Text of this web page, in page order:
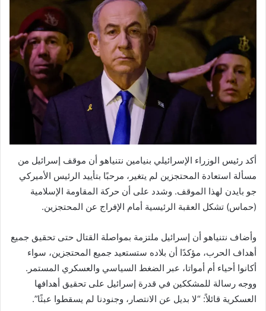
أكد رئيس الوزراء الإسرائيلي بنيامين نتنياهو أن موقف إسرائيل من
مسألة استعادة المحتجزين لم يتغير، مرحبًا بتأييد الرئيس الأميركي
جو بايدن لهذا الموقف. وشدد على أن حركة المقاومة الإسلامية
(حماس) تشكل العقبة الرئيسية أمام الإفراج عن المحتجزين.
وأضاف نتنياهو أن إسرائيل ملتزمة بمواصلة القتال حتى تحقيق جميع
أهداف الحرب، مؤكدًا أن بلاده ستستعيد جميع المحتجزين، سواء
أكانوا أحياء أم أمواتا، عبر الضغط السياسي والعسكري المستمر.
ووجه رسالة للمشككين في قدرة إسرائيل على تحقيق أهدافها
العسكرية قائلاً: “لا بديل عن الانتصار، وجنودنا لم يسقطوا عبثًا”.